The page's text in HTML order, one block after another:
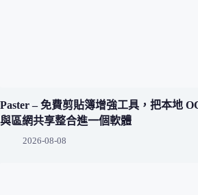
Paster – 免費剪貼簿增強工具，把本地
與區網共享整合進一個軟體
2026-08-08